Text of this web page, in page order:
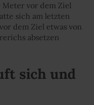
vor dem Ziel
sich am letzten
dem Ziel etwas von
absetzen
sich und